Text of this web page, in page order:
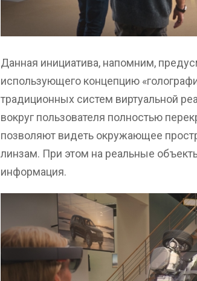
Данная инициатива, напомним,
использующего концепцию
традиционных систем виртуальной
вокруг пользователя полностью
позволяют видеть окружающее
линзам. При этом на реальные
информация.